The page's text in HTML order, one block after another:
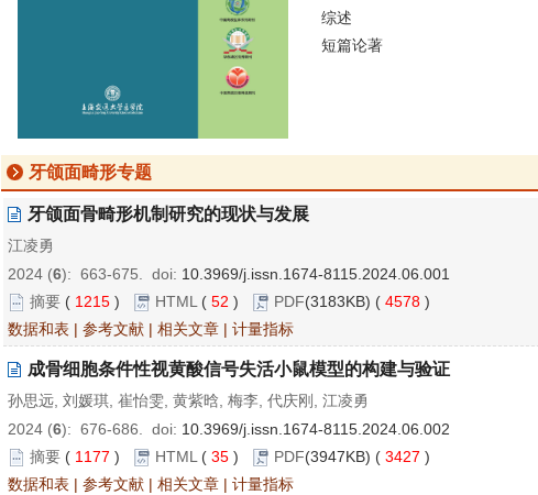
综述
短篇论著
牙颌面畸形专题
牙颌面骨畸形机制研究的现状与发展
江凌勇
2024 (6): 663-675. doi: 10.3969/j.issn.1674-8115.2024.06.001
摘要 ( 1215 ) HTML ( 52 ) PDF(3183KB) ( 4578 )
数据和表 | 参考文献 | 相关文章 | 计量指标
成骨细胞条件性视黄酸信号失活小鼠模型的构建与验证
孙思远, 刘媛琪, 崔怡雯, 黄紫晗, 梅李, 代庆刚, 江凌勇
2024 (6): 676-686. doi: 10.3969/j.issn.1674-8115.2024.06.002
摘要 ( 1177 ) HTML ( 35 ) PDF(3947KB) ( 3427 )
数据和表 | 参考文献 | 相关文章 | 计量指标